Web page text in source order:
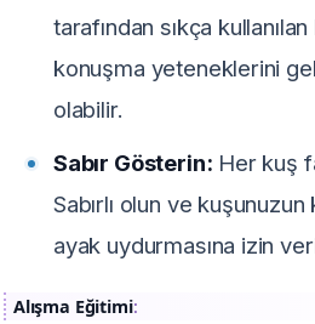
tarafından sıkça
konuşma yeteneklerini
olabilir.
Sabır Gösterin: Her kuş
Sabırlı olun ve
ayak uydurmasına izin
Alışma Eğitimi: